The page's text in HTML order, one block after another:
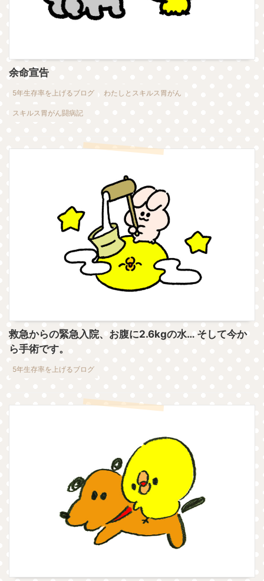
余命宣告
5年生存率を上げるブログ わたしとスキルス胃がん
スキルス胃がん闘病記
救急からの緊急入院、お腹に2.6kgの水… そして今か
ら手術です。
5年生存率を上げるブログ